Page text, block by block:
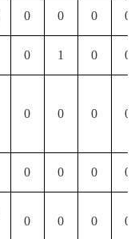
0 0 0 0
0 1 0 0
0 0 0 0
0 0 0 0
0 0 0 0